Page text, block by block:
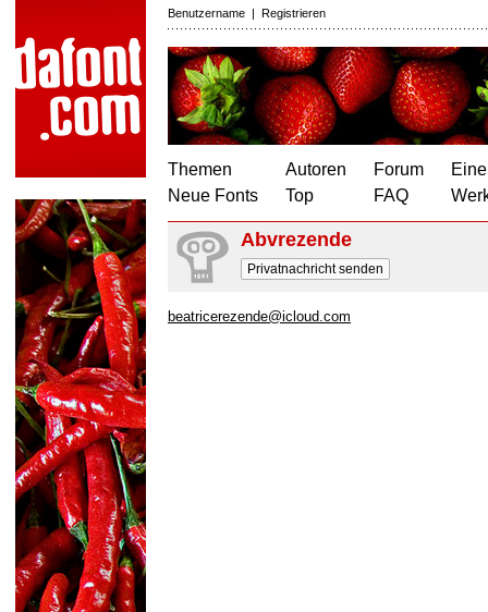
Benutzername | Registrieren
Themen
Neue Fonts
Autoren
Top
Forum
FAQ
Abvrezende
Privatnachricht senden
beatricerezende@icloud.com